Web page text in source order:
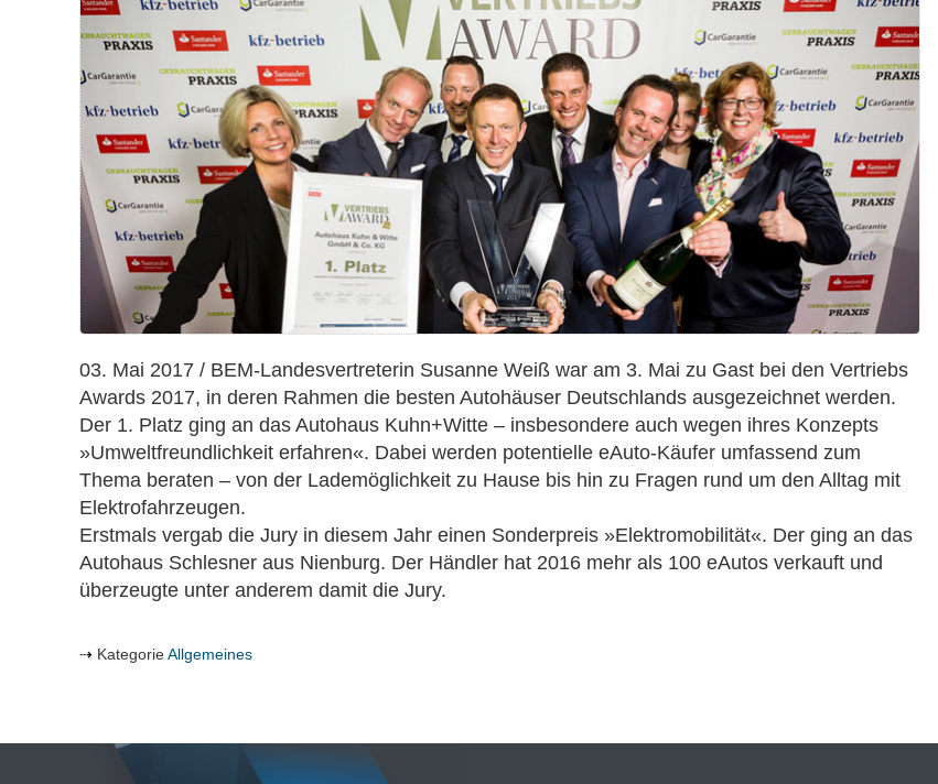
Award
2017:
Elektromobilität
im
Fokus
03. Mai 2017 / BEM-Landesvertreterin Susanne Weiß war am 3. Mai zu Gast bei den Vertriebs
Awards 2017, in deren Rahmen die besten Autohäuser Deutschlands ausgezeichnet werden.
Der 1. Platz ging an das Autohaus Kuhn+Witte – insbesondere auch wegen ihres Konzepts
»Umweltfreundlichkeit erfahren«. Dabei werden potentielle eAuto-Käufer umfassend zum
Thema beraten – von der Lademöglichkeit zu Hause bis hin zu Fragen rund um den Alltag mit
Elektrofahrzeugen.
Erstmals vergab die Jury in diesem Jahr einen Sonderpreis »Elektromobilität«. Der ging an das
Autohaus Schlesner aus Nienburg. Der Händler hat 2016 mehr als 100 eAutos verkauft und
überzeugte unter anderem damit die Jury.
KategorieAllgemeines